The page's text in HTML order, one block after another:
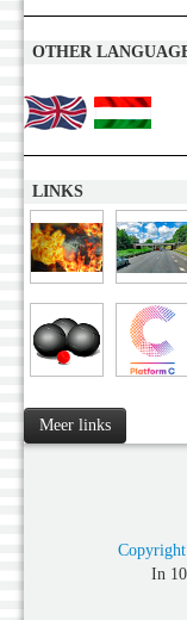
OTHER
LINKS
Meer links
In